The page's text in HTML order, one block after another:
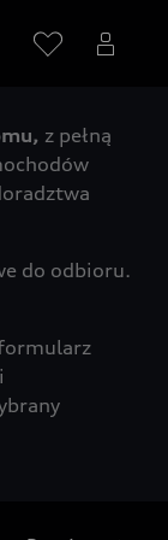
z pełną
do odbioru.